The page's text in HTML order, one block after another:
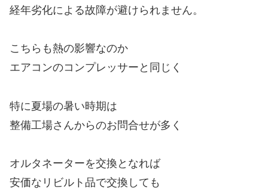
経年劣化による故障が避けられません。
こちらも熱の影響なのか
エアコンのコンプレッサーと同じく
特に夏場の暑い時期は
整備工場さんからのお問合せが多く
オルタネーターを交換となれば
安価なリビルト品で交換しても